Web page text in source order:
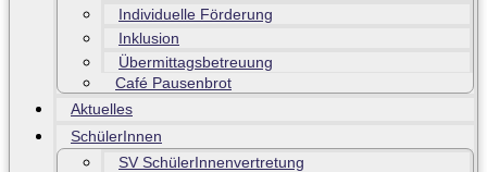
Individuelle Förderung
Inklusion
Übermittagsbetreuung
Café Pausenbrot
Aktuelles
SchülerInnen
SV SchülerInnenvertretung